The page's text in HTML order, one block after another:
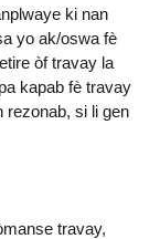
ki nan
yo ak/oswa fè
òf travay la
kapab fè travay
rezonab, si li gen
travay,